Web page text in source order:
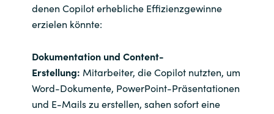
denen Copilot erhebliche Effizienzgewinne
erzielen könnte:
Dokumentation und Content-
Erstellung: Mitarbeiter, die Copilot nutzten, um
Word-Dokumente, PowerPoint-Präsentationen
und E-Mails zu erstellen, sahen sofort eine